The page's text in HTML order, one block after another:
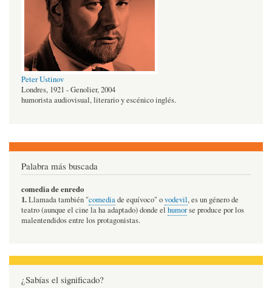
Peter Ustinov
Londres, 1921 - Genolier, 2004
humorista audiovisual, literario y escénico inglés.
Palabra más buscada
comedia de enredo
1.Llamada también "comediade equívoco" ovodevil, es un género de
teatro (aunque el cine la ha adaptado) donde el humorse produce por los
malentendidos entre los protagonistas.
¿Sabías el significado?